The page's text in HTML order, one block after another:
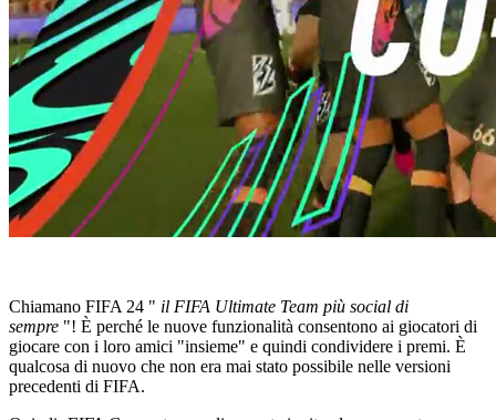
Chiamano FIFA 24 " il FIFA Ultimate Team più social di
sempre "! È perché le nuove funzionalità consentono ai giocatori di
giocare con i loro amici "insieme" e quindi condividere i premi. È
qualcosa di nuovo che non era mai stato possibile nelle versioni
precedenti di FIFA.